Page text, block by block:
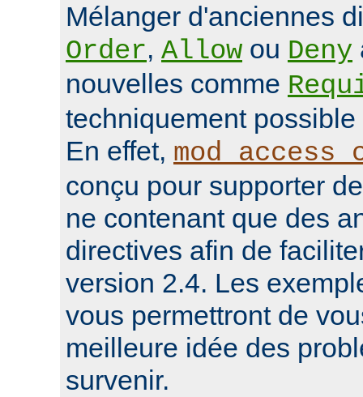
Mélanger d'anciennes
Order, Allow ou Deny
nouvelles comme
techniquement
En effet,
conçu pour supporter
ne contenant que des
directives afin de
version 2.4. Les
vous permettront de
meilleure idée des
survenir.